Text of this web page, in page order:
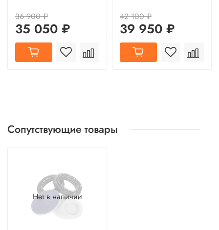
36 900 ₽
35 050 ₽
42 100 ₽
39 950 ₽
Сопутствующие товары
Нет в наличии